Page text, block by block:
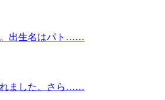
。出生名はパト……
れました。さら……